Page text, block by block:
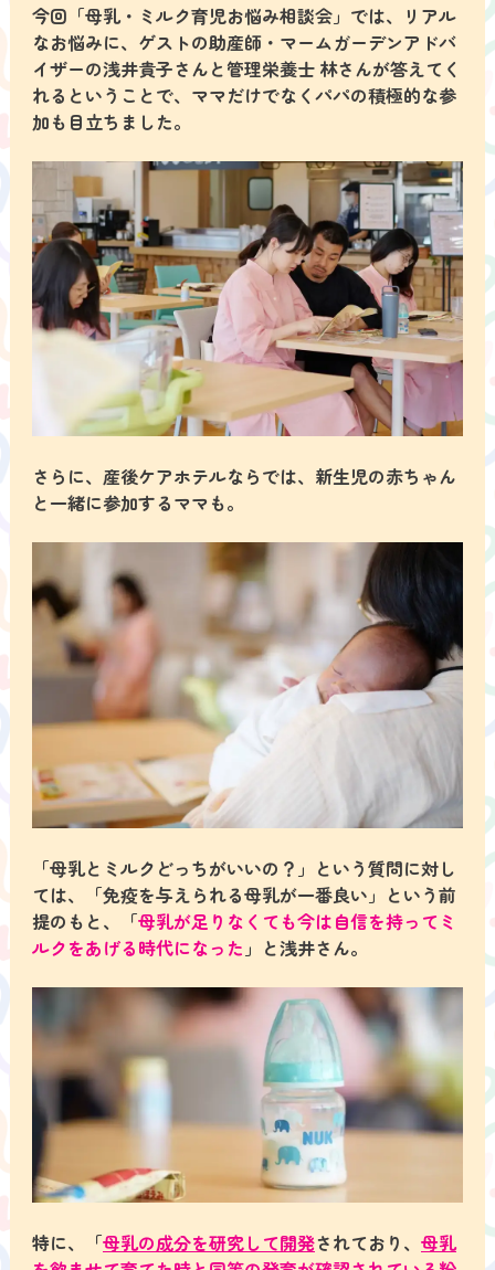
今回「母乳・ミルク育児お悩み相談会」では、リアル
なお悩みに、ゲストの助産師・マームガーデンアドバ
イザーの浅井貴子さんと管理栄養士 林さんが答えてく
れるということで、ママだけでなくパパの積極的な参
加も目立ちました。
さらに、産後ケアホテルならでは、新生児の赤ちゃん
と一緒に参加するママも。
「母乳とミルクどっちがいいの？」 という質問に対し
ては、「免疫を与えられる母乳が一番良い」という前
提のもと、「母乳が足りなくても今は自信を持ってミ
ルクをあげる時代になった 」と浅井さん。
特に、「母乳の成分を研究して開発されており、 母乳